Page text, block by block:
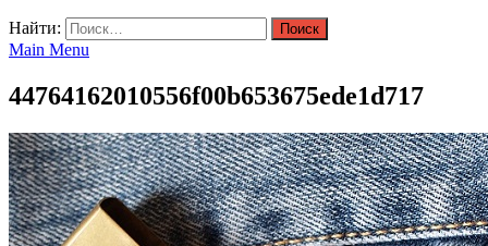
Найти:
Main Menu
44764162010556f00b653675ede1d717